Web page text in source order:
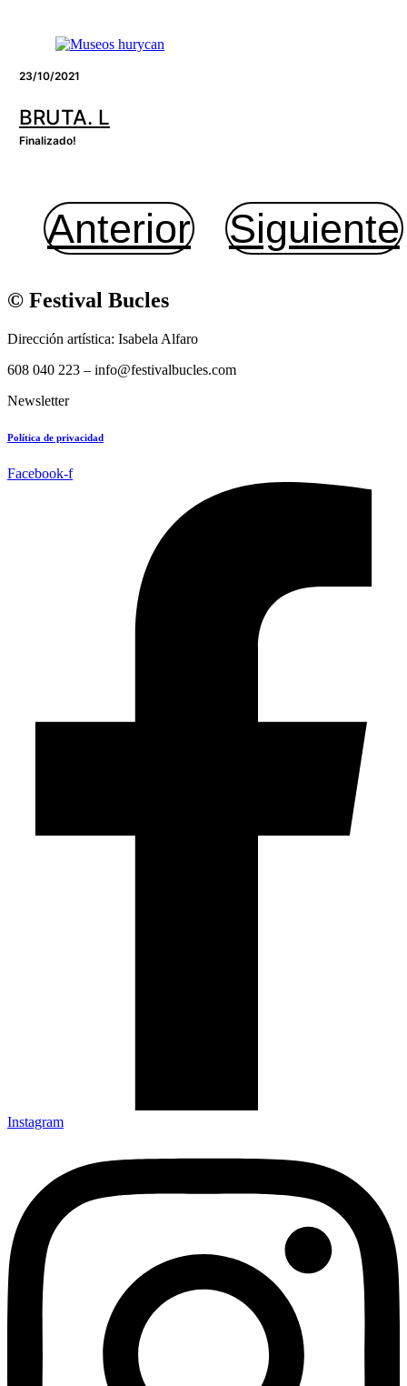
23/10/2021
BRUTA. L
Finalizado!
Anterior Siguiente
© Festival Bucles
Dirección artística: Isabela Alfaro
608 040 223 – info@festivalbucles.com
Newsletter
Política de privacidad
Facebook-f
Instagram